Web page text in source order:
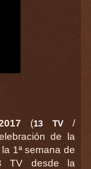
(13 TV/
de la
1ª semana de
TV desde la